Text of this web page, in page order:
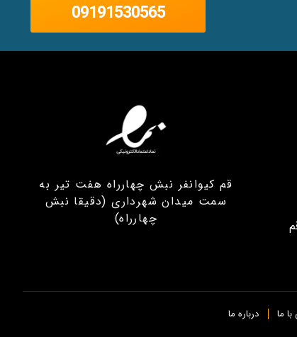
09191530565
قم کیوانفر نبش چهارراه هفت تیر به
سمت میدان شهرداری (دقیقا نبش
چهارراه)
ما درباره ما